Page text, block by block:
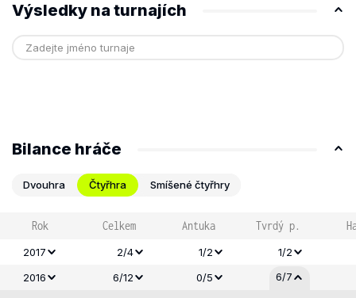
Výsledky na turnajích
Bilance hráče
Dvouhra Čtyřhra Smíšené čtyřhry
Rok Celkem Antuka Tvrdý p.
2017 2/4 1/2
1/2
2016
6/12 0/5 6/7